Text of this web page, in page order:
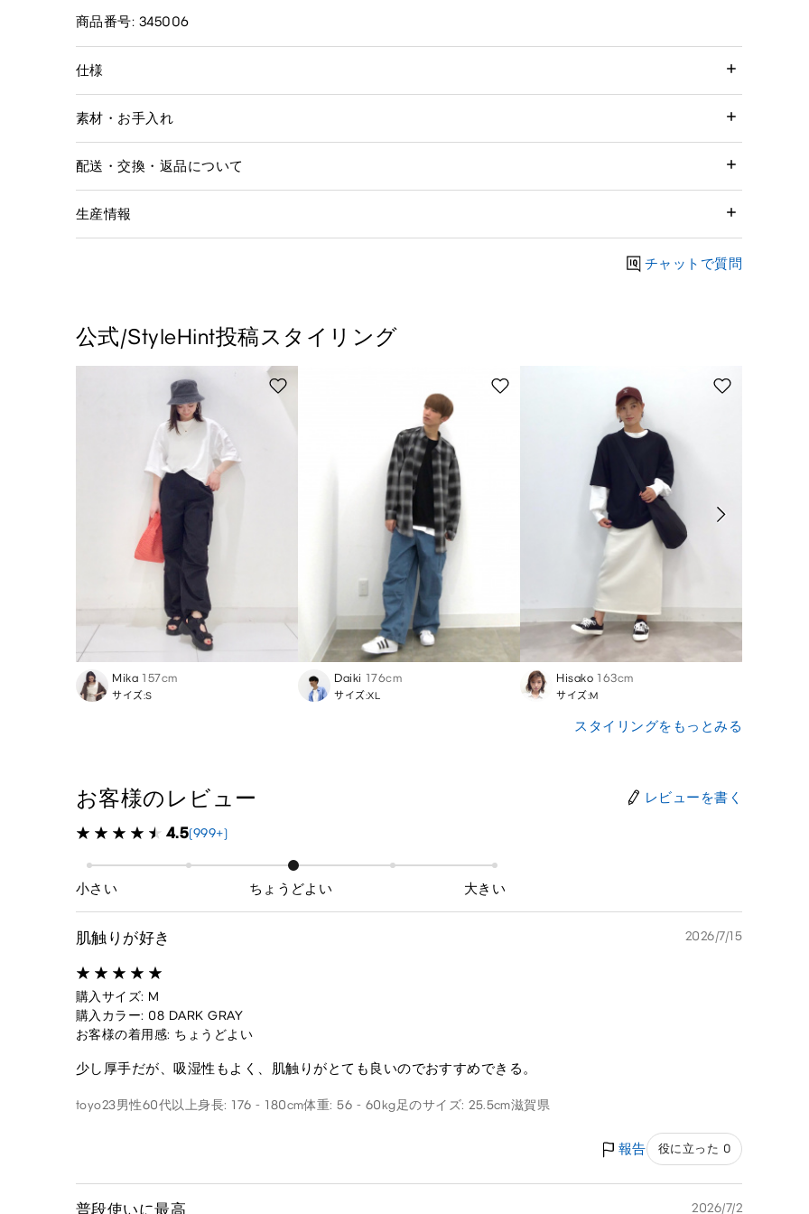
商品番号: 345006
仕様
素材・お手入れ
配送・交換・返品について
生産情報
チャットで質問
公式/StyleHint投稿スタイリング
Mika 157cm
サイズ:S
Daiki 176cm
サイズ:XL
Hisako 163cm
サイズ:M
スタイリングをもっとみる
お客様のレビュー レビューを書く
4.5(999+)
小さい ちょうどよい 大きい
肌触りが好き 2026/7/15
購入サイズ: M
購入カラー: 08 DARK GRAY
お客様の着用感: ちょうどよい
少し厚手だが、吸湿性もよく、肌触りがとても良いのでおすすめできる。
toyo23男性60代以上身長: 176 - 180cm体重: 56 - 60kg足のサイズ: 25.5cm滋賀県
報告 役に立った 0
普段使いに最高 2026/7/2